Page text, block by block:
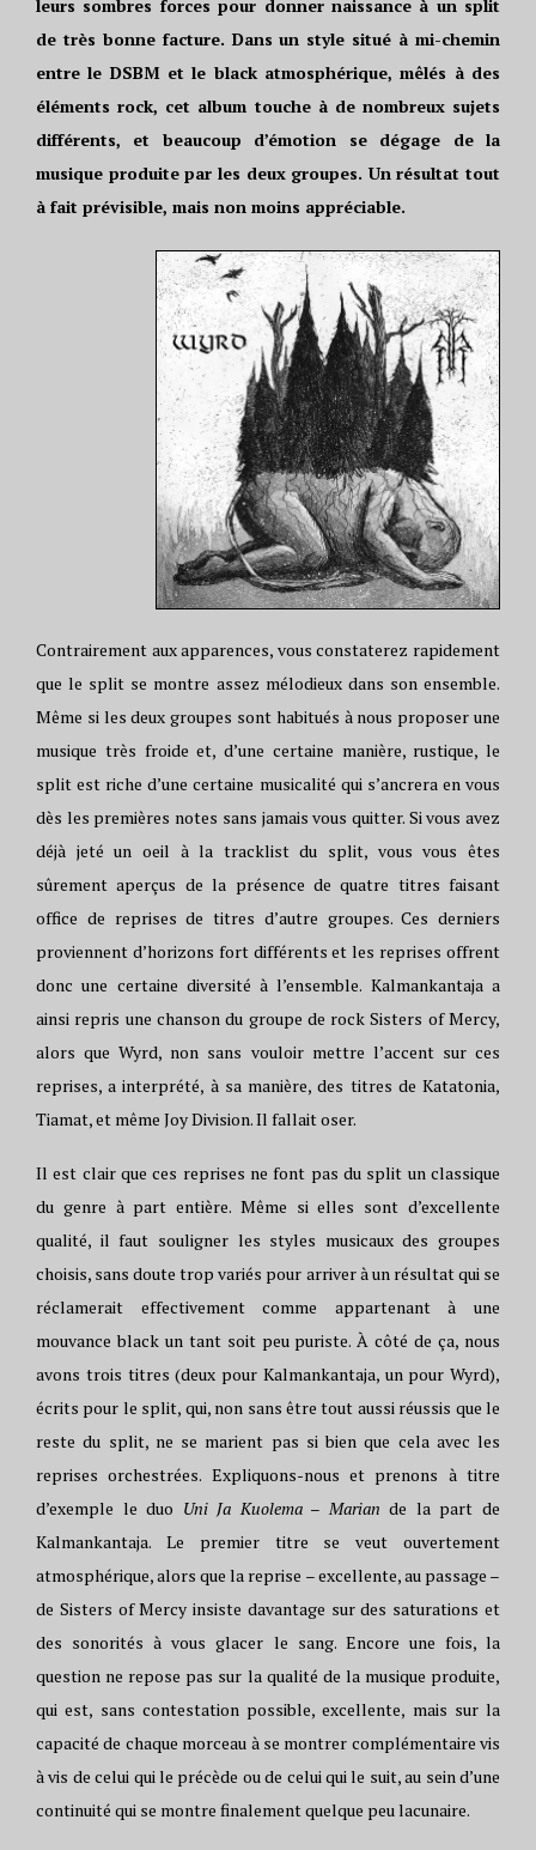
leurs sombres forces pour donner naissance à un split
de très bonne facture. Dans un style situé à mi-chemin
entre le DSBM et le black atmosphérique, mêlés à des
éléments rock, cet album touche à de nombreux sujets
différents, et beaucoup d’émotion se dégage de la
musique produite par les deux groupes. Un résultat tout
à fait prévisible, mais non moins appréciable.
Contrairement aux apparences, vous constaterez rapidement
que le split se montre assez mélodieux dans son ensemble.
Même si les deux groupes sont habitués à nous proposer une
musique très froide et, d’une certaine manière, rustique, le
split est riche d’une certaine musicalité qui s’ancrera en vous
dès les premières notes sans jamais vous quitter. Si vous avez
déjà jeté un oeil à la tracklist du split, vous vous êtes
sûrement aperçus de la présence de quatre titres faisant
office de reprises de titres d’autre groupes. Ces derniers
proviennent d’horizons fort différents et les reprises offrent
donc une certaine diversité à l’ensemble. Kalmankantaja a
ainsi repris une chanson du groupe de rock Sisters of Mercy,
alors que Wyrd, non sans vouloir mettre l’accent sur ces
reprises, a interprété, à sa manière, des titres de Katatonia,
Tiamat, et même Joy Division. Il fallait oser.
Il est clair que ces reprises ne font pas du split un classique
du genre à part entière. Même si elles sont d’excellente
qualité, il faut souligner les styles musicaux des groupes
choisis, sans doute trop variés pour arriver à un résultat qui se
réclamerait effectivement comme appartenant à une
mouvance black un tant soit peu puriste. À côté de ça, nous
avons trois titres (deux pour Kalmankantaja, un pour Wyrd),
écrits pour le split, qui, non sans être tout aussi réussis que le
reste du split, ne se marient pas si bien que cela avec les
reprises orchestrées. Expliquons-nous et prenons à titre
d’exemple le duo Uni Ja Kuolema– Marian de la part de
Kalmankantaja. Le premier titre se veut ouvertement
atmosphérique, alors que la reprise – excellente, au passage –
de Sisters of Mercy insiste davantage sur des saturations et
des sonorités à vous glacer le sang. Encore une fois, la
question ne repose pas sur la qualité de la musique produite,
qui est, sans contestation possible, excellente, mais sur la
capacité de chaque morceau à se montrer complémentaire vis
à vis de celui qui le précède ou de celui qui le suit, au sein d’une
continuité qui se montre finalement quelque peu lacunaire.